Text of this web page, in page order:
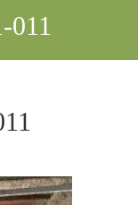
011